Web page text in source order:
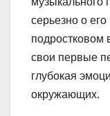
серьезно о
подростковом
свои первые
глубокая
окружающих.